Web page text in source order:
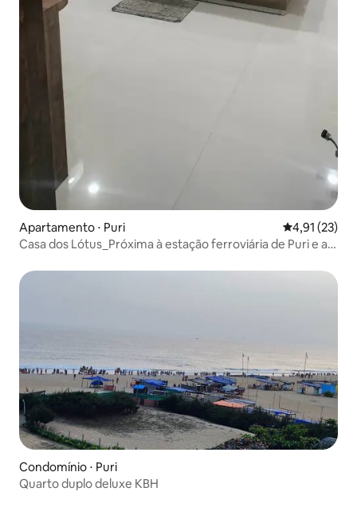
Apartamento ⋅ Puri 4,91 de uma
4,91 (23)
Casa dos Lótus_Próxima à estação ferroviária de Puri e ao
Condomínio ⋅ Puri
Quarto duplo deluxe KBH